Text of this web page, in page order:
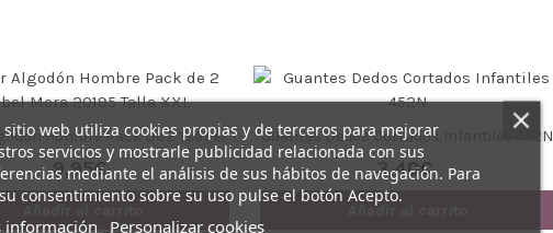
Hombre Pack De 2 Ysabel
Mora 20195 Talla XXL
9,95€
Guantes Dedos Cortados Infantiles 452N
3,40€
Añadir al carrito
sitio web utiliza cookies propias y de terceros para mejorar
servicios y mostrarle publicidad relacionada con sus
mediante el análisis de sus hábitos de navegación. Para
consentimiento sobre su uso pulse el botón Acepto.
información Personalizar cookies